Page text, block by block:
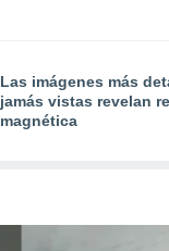
Las imágenes más
jamás vistas revelan
magnética